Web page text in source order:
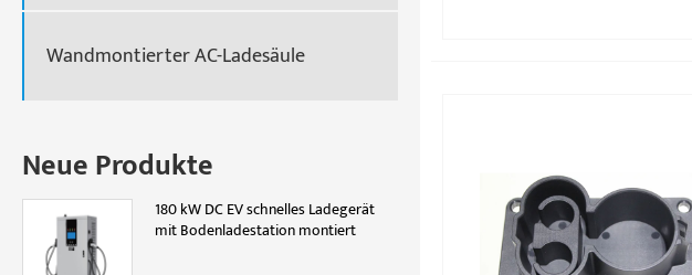
Wandmontierter AC-Ladesäule
Neue Produkte
180 kW DC EV schnelles Ladegerät
mit Bodenladestation montiert